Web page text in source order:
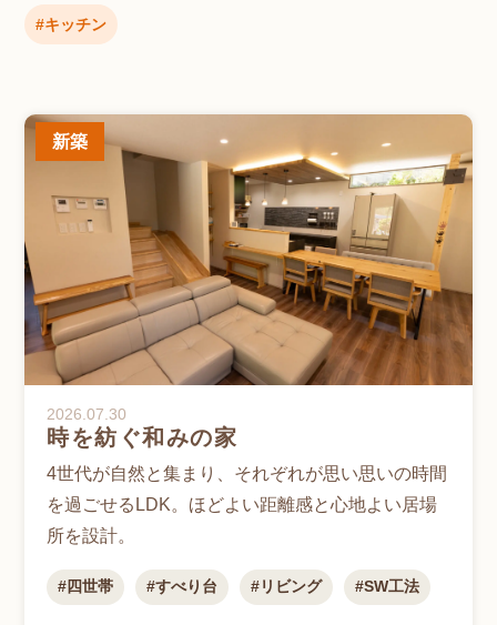
キッチン
新築
2026.07.30
時を紡ぐ和みの家
4世代が自然と集まり、それぞれが思い思いの時間
を過ごせるLDK。ほどよい距離感と心地よい居場
所を設計。
四世帯 すべり台 リビング SW工法